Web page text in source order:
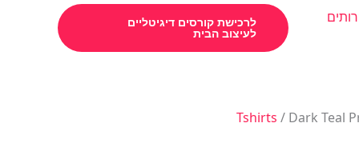
לרכישת קורסים דיגיטליים
לעיצוב הבית
Tshirts / Dark Teal